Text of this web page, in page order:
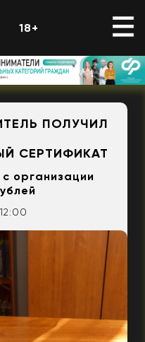
18+
ПОЛУЧИЛ
СЕРТИФИКАТ
организации